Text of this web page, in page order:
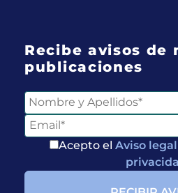
Recibe avisos de
publicaciones
Acepto el Aviso legal